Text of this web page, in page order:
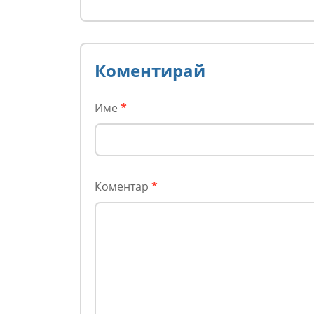
правила! (ВИДЕО)
Коментирай
Име *
Коментар *